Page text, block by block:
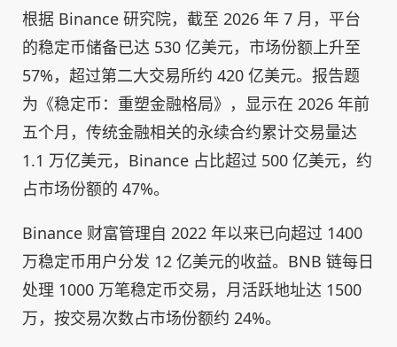
根据 Binance 研究院，截至 2026 年 7 月，平台
的稳定币储备已达 530 亿美元，市场份额上升至
57%，超过第二大交易所约 420 亿美元。报告题
为《稳定币：重塑金融格局》，显示在 2026 年前
五个月，传统金融相关的永续合约累计交易量达
1.1 万亿美元，Binance 占比超过 500 亿美元，约
占市场份额的 47%。
Binance 财富管理自 2022 年以来已向超过 1400
万稳定币用户分发 12 亿美元的收益。BNB 链每日
处理 1000 万笔稳定币交易，月活跃地址达 1500
万，按交易次数占市场份额约 24%。